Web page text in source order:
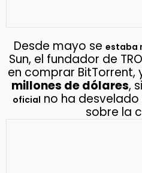
Desde mayo se estaba
Sun, el fundador de
en comprar BitTorrent,
millones de dólares,
oficial no ha
sobre la